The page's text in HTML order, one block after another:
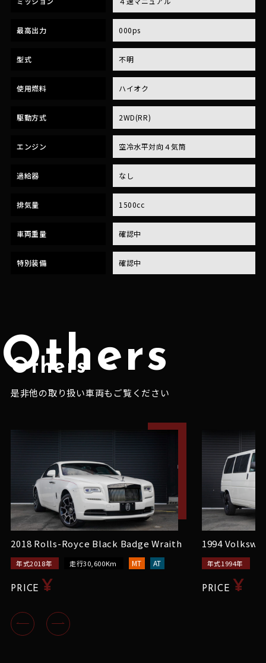
最高出力 000ps
型式 不明
使用燃料 ハイオク
駆動方式 2WD(RR)
エンジン 空冷水平対向４気筒
過給器 なし
排気量 1500cc
車両重量 確認中
特別装備 確認中
Others
Others
是非他の取り扱い車両もご覧ください
2018 Rolls-Royce Black Badge Wraith
年式2018年 走行30,600Km MT AT
PRICE ¥
1994
年式1994年
PRICE ¥